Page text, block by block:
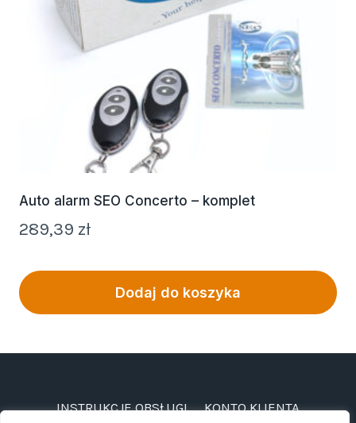
Auto alarm SEO Concerto – komplet
289,39 zł
Dodaj do koszyka
INSTRUKCJE OBSŁUGI KONTO KLIENTA